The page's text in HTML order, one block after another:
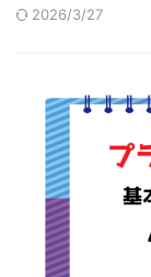
2026/3/27